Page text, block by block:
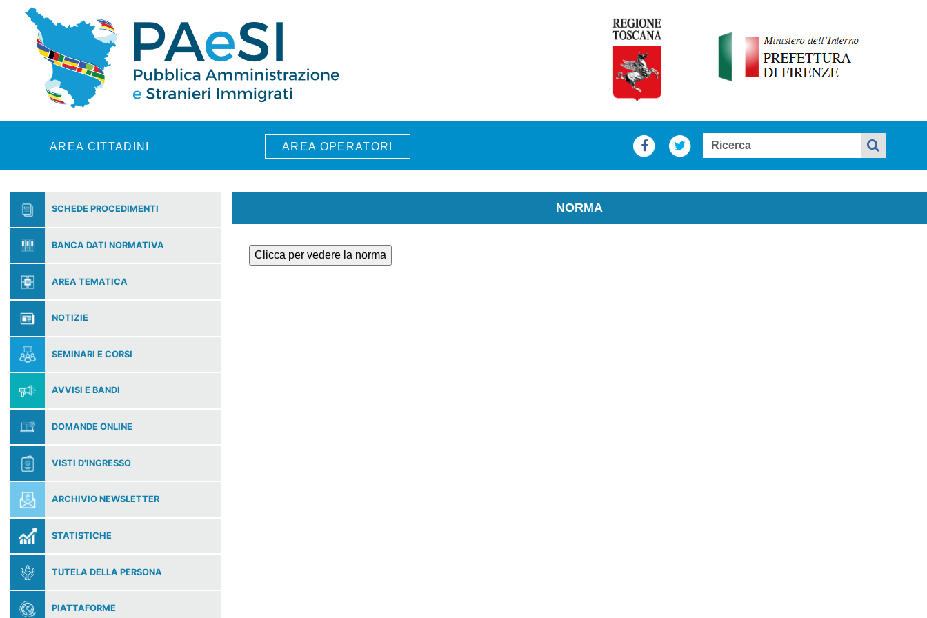
Skip to main content
AREA CITTADINI AREA OPERATORI
SCHEDE PROCEDIMENTI
BANCA DATI NORMATIVA
AREA TEMATICA
NOTIZIE
SEMINARI E CORSI
AVVISI E BANDI
DOMANDE ONLINE
VISTI D'INGRESSO
ARCHIVIO NEWSLETTER
STATISTICHE
TUTELA DELLA PERSONA
PIATTAFORME
NORMA
Clicca per vedere la norma